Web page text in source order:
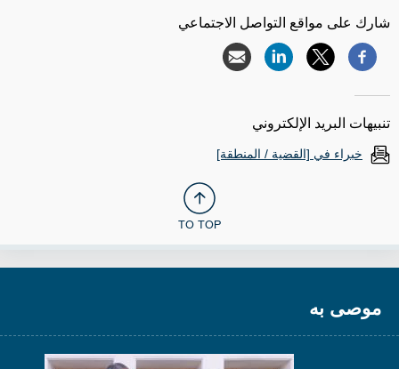
شارك على مواقع التواصل الاجتماعي
تنبيهات البريد الإلكتروني
خبراء في [القضية / المنطقة]
TO TOP
موصى به